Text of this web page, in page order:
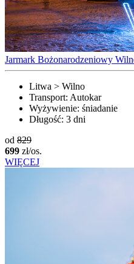
Jarmark Bożonarodzeniowy
Litwa > Wilno
Transport: Autokar
Wyżywienie: śniadanie
Długość: 3 dni
od 829
699 zł/os.
WIĘCEJ